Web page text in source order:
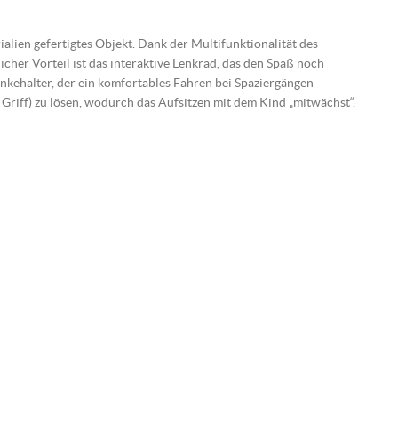
gefertigtes Objekt. Dank der Multifunktionalität des
Vorteil ist das interaktive Lenkrad, das den Spaß noch
der ein komfortables Fahren bei Spaziergängen
zu lösen, wodurch das Aufsitzen mit dem Kind „mitwächst“.